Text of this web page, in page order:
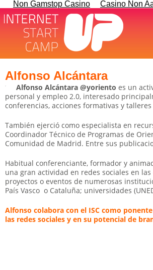
Non Gamstop Casino Casino Non
Alfonso Alcántara
Alfonso Alcántara @yoriento es un
personal y empleo 2.0, interesado
conferencias, acciones formativas y
También ejerció como especialista en
Coordinador Técnico de Programas de
Comunidad de Madrid. Entre sus
Habitual conferenciante, formador y
una gran actividad en redes sociales en
proyectos o eventos de numerosas
País Vasco o Cataluña; universidades
Alfonso colabora con el ISC como
las redes sociales y en su potencial de